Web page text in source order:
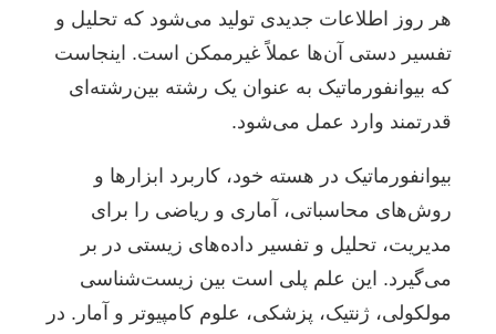
هر روز اطلاعات جدیدی تولید می‌شود که تحلیل و
تفسیر دستی آن‌ها عملاً غیرممکن است. اینجاست
که بیوانفورماتیک به عنوان یک رشته بین‌رشته‌ای
قدرتمند وارد عمل می‌شود.
بیوانفورماتیک در هسته خود، کاربرد ابزارها و
روش‌های محاسباتی، آماری و ریاضی را برای
مدیریت، تحلیل و تفسیر داده‌های زیستی در بر
می‌گیرد. این علم پلی است بین زیست‌شناسی
مولکولی، ژنتیک، پزشکی، علوم کامپیوتر و آمار. در